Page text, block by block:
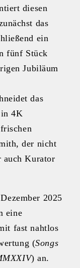
diesen
das
ein
fünf Stück
Jubiläum
das
4K
der nicht
auch Kurator
2025
eine
fast nahtlos
(Songs
) an.